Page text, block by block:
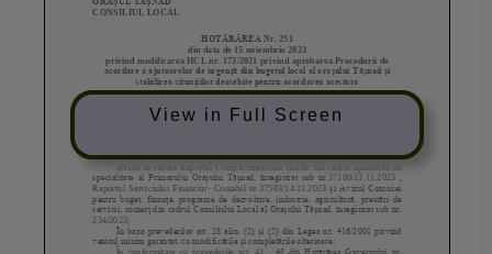
View in Full Screen